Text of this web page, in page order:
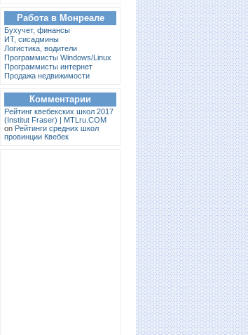
Работа в Монреале
Бухучет, финансы
ИТ, сисадмины
Логистика, водители
Программисты Windows/Linux
Программисты интернет
Продажа недвижимости
Комментарии
Pейтинг квебекских школ 2017
(Institut Fraser) | MTLru.COM
on Рейтинги средних школ
провинции Квебек